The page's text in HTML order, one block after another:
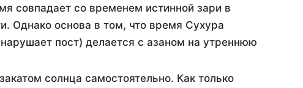
совпадает со временем истинной зари в
Однако основа в том, что время Сухура
пост) делается с азаном на утреннюю
солнца самостоятельно. Как только